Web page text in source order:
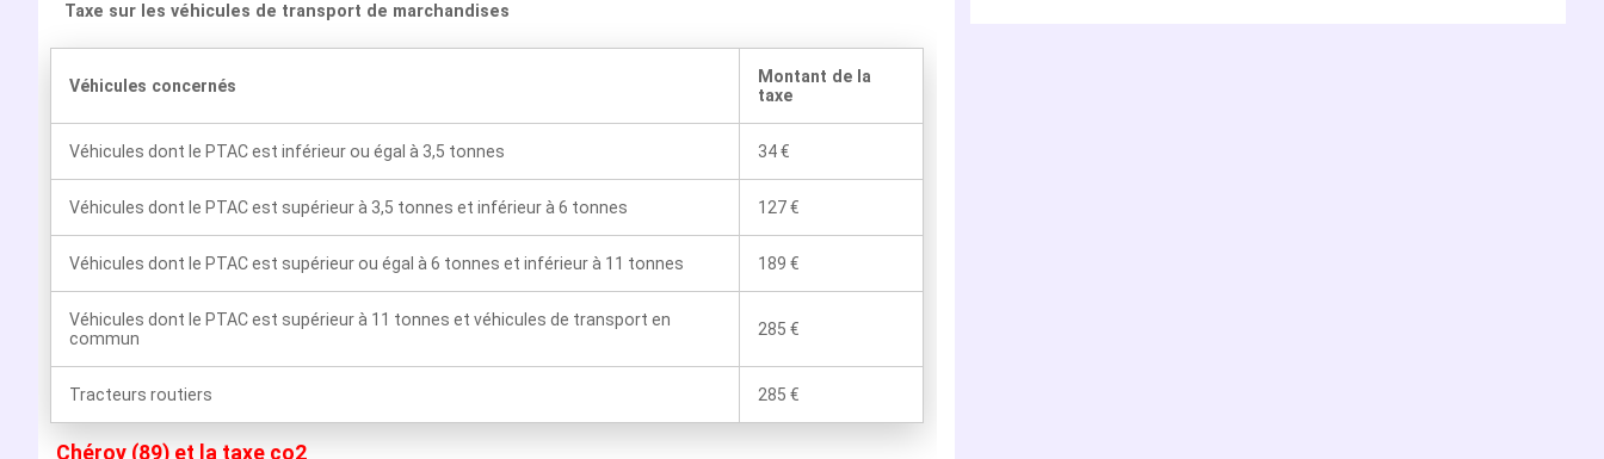
Taxe sur les véhicules de transport de marchandises
Véhicules concernés
Montant de la
taxe
Véhicules dont le PTAC est inférieur ou égal à 3,5 tonnes 34 €
Véhicules dont le PTAC est supérieur à 3,5 tonnes et inférieur à 6 tonnes 127 €
Véhicules dont le PTAC est supérieur ou égal à 6 tonnes et inférieur à 11 tonnes 189 €
Véhicules dont le PTAC est supérieur à 11 tonnes et véhicules de transport en
commun
285 €
Tracteurs routiers 285 €
Chéroy (89) et la taxe co2